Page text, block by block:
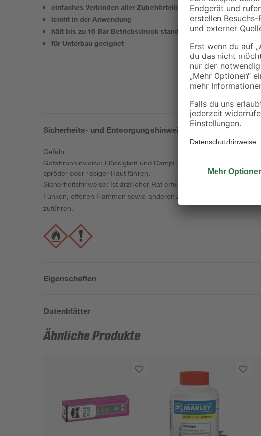
einfaches Verbinden aller Zubehörteile
leicht in der Anwendung
hält bis zu 16 Bar Betriebsdruck stand
für Unterbau geeignet
Sicherheits- und Entsorgungshinweise
Gefahr
Gefahrenhinweise: Flüssigkeit und Dampf leicht entzündbar.
spröder oder rissiger Haut führen.
Sicherheitshinweise: Ist ärztlicher Rat erforderlich, Verpackung
Funken, offenen Flammen sowie anderen Zündquellenarten
zuführen.
Eigenschaften
Datenblätter
Ähnliche Produkte